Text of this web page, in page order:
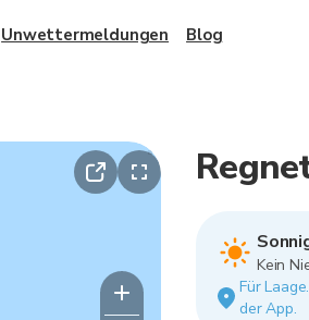
Kein
Für
der App.
Unwettermeldungen Blog